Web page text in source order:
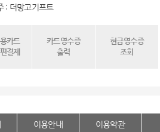
: 더망고기프트
카드
결제
카드영수증
출력
현금영수증
조회
이용안내 이용약관